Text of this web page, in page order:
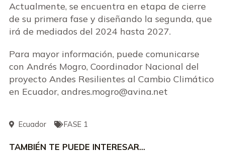
Actualmente, se encuentra en etapa de cierre
de su primera fase y diseñando la segunda, que
irá de mediados del 2024 hasta 2027.
Para mayor información, puede comunicarse
con Andrés Mogro, Coordinador Nacional del
proyecto Andes Resilientes al Cambio Climático
en Ecuador, andres.mogro@avina.net
Ecuador FASE 1
TAMBIÉN TE PUEDE INTERESAR…